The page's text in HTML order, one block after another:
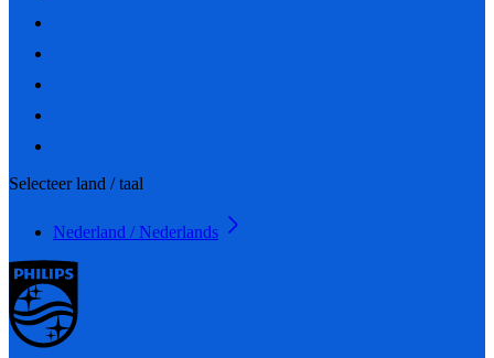
Selecteer land / taal
Nederland / Nederlands